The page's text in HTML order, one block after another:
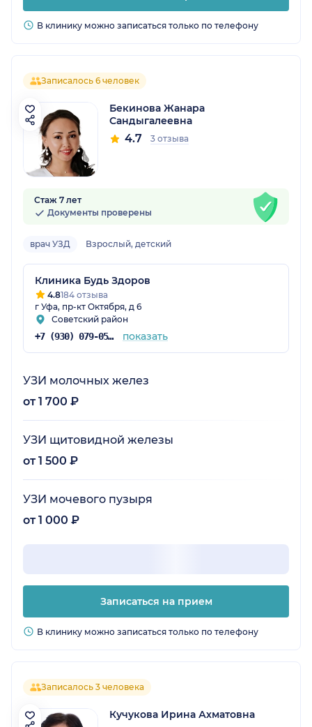
В клинику можно записаться только по телефону
Записалось 6 человек
Бекинова Жанара
Сандыгалеевна
4.7 3 отзыва
Стаж 7 лет
Документы проверены
врач УЗД Взрослый, детский
Клиника Будь Здоров
4.8184 отзыва
г Уфа, пр-кт Октября, д 6
Советский район
+7 (930) 079-05-21 показать
УЗИ молочных желез
от 1 700 ₽
УЗИ щитовидной железы
от 1 500 ₽
УЗИ мочевого пузыря
от 1 000 ₽
Записаться на прием
В клинику можно записаться только по телефону
Записалось 3 человека
Кучукова Ирина Ахматовна